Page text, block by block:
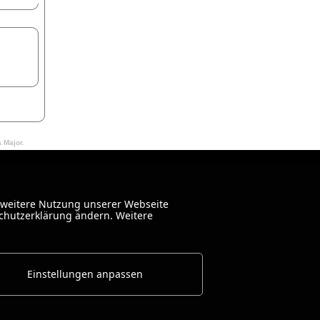
Nutzung unserer Webseite
ändern. Weitere
Einstellungen anpassen